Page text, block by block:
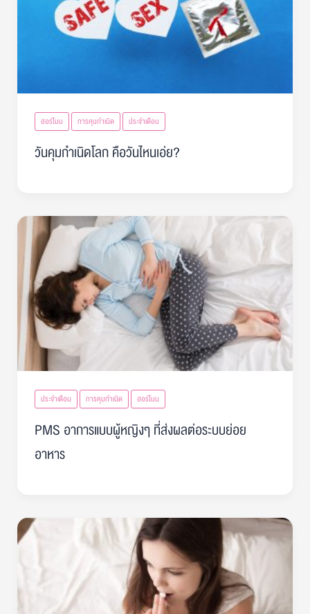
ฮอร์โมน การคุมกำเนิด ประจำเดือน
วันคุมกำเนิดโลก คือวันไหนเอ่ย?
ประจำเดือน การคุมกำเนิด ฮอร์โมน
PMS อาการแบบผู้หญิงๆ ที่ส่งผลต่อระบบย่อย
อาหาร